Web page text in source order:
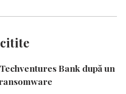
Bank după un